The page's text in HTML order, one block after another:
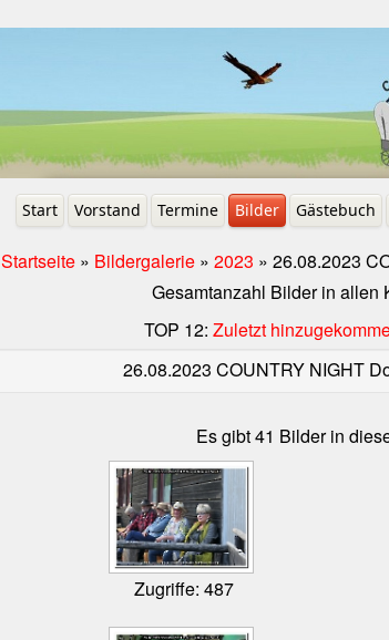
Start Vorstand Termine Bilder Gästebuch
Startseite » Bildergalerie » 2023 » 26.08.2023
Gesamtanzahl Bilder in allen
TOP 12: Zuletzt
26.08.2023 COUNTRY NIGHT
Es gibt 41 Bilder in
Zugriffe: 487